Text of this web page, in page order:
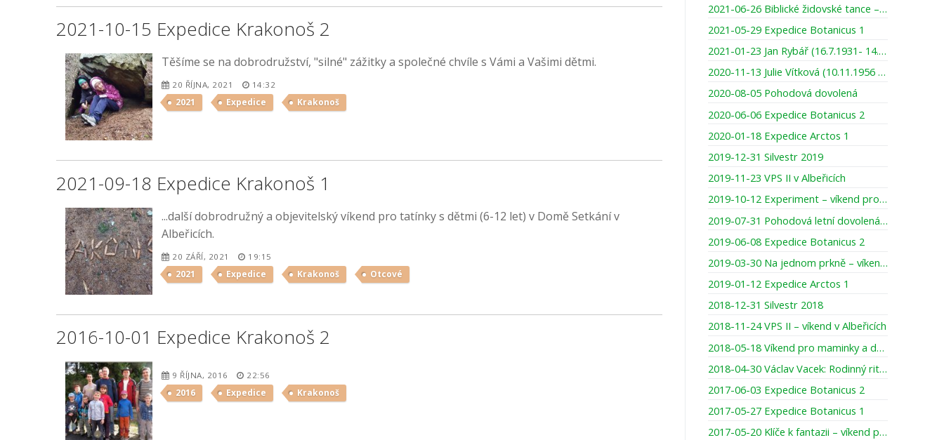
2021-10-15 Expedice Krakonoš 2
Těšíme se na dobrodružství, "silné" zážitky a společné chvíle s Vámi a Vašimi dětmi.
20 ŘÍJNA, 2021 14:32
2021 Expedice Krakonoš
2021-09-18 Expedice Krakonoš 1
...další dobrodružný a objevitelský víkend pro tatínky s dětmi (6-12 let) v Domě Setkání v
Albeřicích.
20 ZÁŘÍ, 2021 19:15
2021 Expedice Krakonoš Otcové
2016-10-01 Expedice Krakonoš 2
9 ŘÍJNA, 2016 22:56
2016 Expedice Krakonoš
2021-06-26 Biblické židovské tance – víkend pro ženy
2021-05-29 Expedice Botanicus 1
2021-01-23 Jan Rybář (16.7.1931- 14.1.2021)
2020-11-13 Julie Vítková (10.11.1956 – 13.11.2020)
2020-08-05 Pohodová dovolená
2020-06-06 Expedice Botanicus 2
2020-01-18 Expedice Arctos 1
2019-12-31 Silvestr 2019
2019-11-23 VPS II v Albeřicích
2019-10-12 Experiment – víkend pro otce a starší děti (13-16 let)
2019-07-31 Pohodová letní dovolená pro rodiny
2019-06-08 Expedice Botanicus 2
2019-03-30 Na jednom prkně – víkend pro maminky s dcerou
2019-01-12 Expedice Arctos 1
2018-12-31 Silvestr 2018
2018-11-24 VPS II – víkend v Albeřicích
2018-05-18 Víkend pro maminky a dcery – „O nejvzácnější věci pod sluncem“
2018-04-30 Václav Vacek: Rodinný rituál ke slavení dne Páně
2017-06-03 Expedice Botanicus 2
2017-05-27 Expedice Botanicus 1
2017-05-20 Klíče k fantazii – víkend pro maminky s dcerami